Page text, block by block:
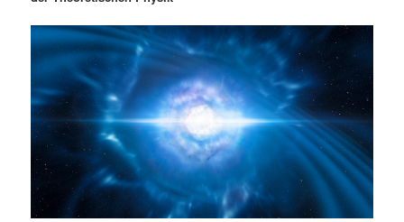
ä
r
e
n
n
d
ä
r
n
a
v
i
g
a
i
o